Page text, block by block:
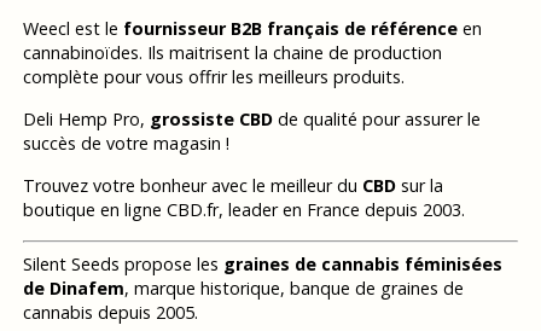
Weecl est le fournisseur B2B français de référenceen
cannabinoïdes. Ils maitrisent la chaine de production
complète pour vous offrir les meilleurs produits.
Deli Hemp Pro, grossiste CBDde qualité pour assurer le
succès de votre magasin !
Trouvez votre bonheur avec le meilleur du CBDsur la
boutique en ligne CBD.fr, leader en France depuis 2003.
Silent Seeds propose les graines de cannabis féminisées
de Dinafem, marque historique, banque de graines de
cannabis depuis 2005.